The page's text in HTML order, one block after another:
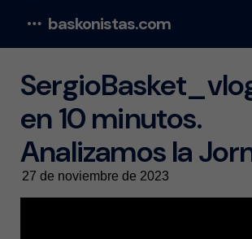
baskonistas.com
en 10 minutos.
Analizamos la
27 de noviembre de 2023